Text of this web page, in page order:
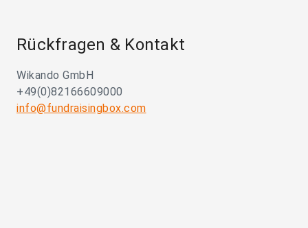
Rückfragen & Kontakt
Wikando GmbH
+49(0)82166609000
info@fundraisingbox.com